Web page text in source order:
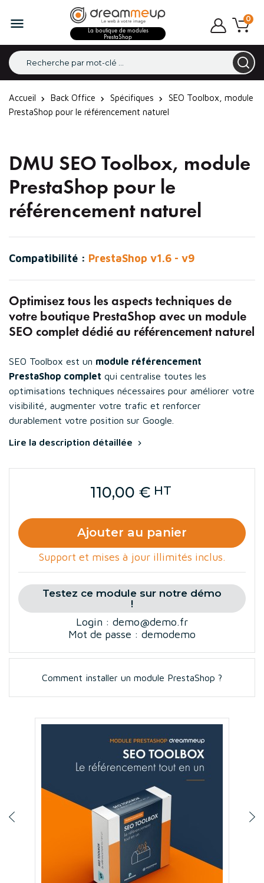
 0
La boutique de modules
PrestaShop
Accueil Back Office Spécifiques
SEO Toolbox, module
PrestaShop pour le référencement naturel
DMU SEO Toolbox, module
PrestaShop pour le
référencement naturel
Compatibilité : PrestaShop v1.6 - v9
Optimisez tous les aspects techniques de
votre boutique PrestaShop avec un module
SEO complet dédié au référencement naturel
SEO Toolbox est un module référencement
PrestaShop complet qui centralise toutes les
optimisations techniques nécessaires pour améliorer votre
visibilité, augmenter votre trafic et renforcer
durablement votre position sur Google.
Lire la description détaillée 
110,00 € HT
Ajouter au panier
Support et mises à jour illimités inclus.
Testez ce module sur notre démo
!
Login : demo@demo.fr
Mot de passe : demodemo
Comment installer un module PrestaShop ?